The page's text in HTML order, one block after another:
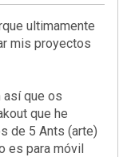
ultimamente
mis proyectos
así que os
que he
de 5 Ants (arte)
es para móvil